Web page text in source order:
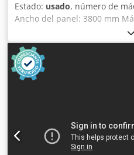
Estado: usado, número de
Ancho del panel: 3800 mm
mm Máx. Longitud de la
principal: 75 mm Número de
Iddhelierf